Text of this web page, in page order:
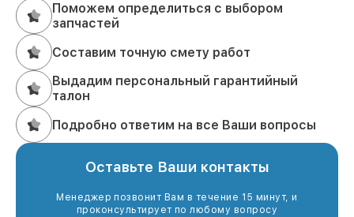
Поможем определиться с выбором
запчастей
Составим точную смету работ
Выдадим персональный гарантийный
талон
Подробно ответим на все Ваши вопросы
Оставьте Ваши контакты
Менеджер позвонит Вам в течение 15 минут, и
проконсультирует по любому вопросу